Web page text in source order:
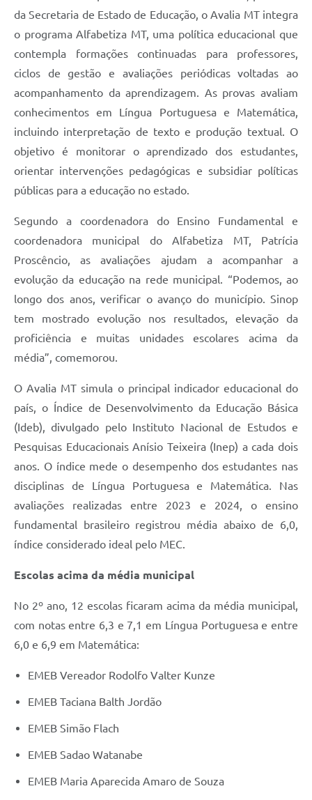
da Secretaria de Estado de Educação, o Avalia MT integra
o programa Alfabetiza MT, uma política educacional que
contempla formações continuadas para professores,
ciclos de gestão e avaliações periódicas voltadas ao
acompanhamento da aprendizagem. As provas avaliam
conhecimentos em Língua Portuguesa e Matemática,
incluindo interpretação de texto e produção textual. O
objetivo é monitorar o aprendizado dos estudantes,
orientar intervenções pedagógicas e subsidiar políticas
públicas para a educação no estado.
Segundo a coordenadora do Ensino Fundamental e
coordenadora municipal do Alfabetiza MT, Patrícia
Proscêncio, as avaliações ajudam a acompanhar a
evolução da educação na rede municipal. “Podemos, ao
longo dos anos, verificar o avanço do município. Sinop
tem mostrado evolução nos resultados, elevação da
proficiência e muitas unidades escolares acima da
média”, comemorou.
O Avalia MT simula o principal indicador educacional do
país, o Índice de Desenvolvimento da Educação Básica
(Ideb), divulgado pelo Instituto Nacional de Estudos e
Pesquisas Educacionais Anísio Teixeira (Inep) a cada dois
anos. O índice mede o desempenho dos estudantes nas
disciplinas de Língua Portuguesa e Matemática. Nas
avaliações realizadas entre 2023 e 2024, o ensino
fundamental brasileiro registrou média abaixo de 6,0,
índice considerado ideal pelo MEC.
Escolas acima da média municipal
No 2º ano, 12 escolas ficaram acima da média municipal,
com notas entre 6,3 e 7,1 em Língua Portuguesa e entre
6,0 e 6,9 em Matemática:
EMEB Vereador Rodolfo Valter Kunze
EMEB Taciana Balth Jordão
EMEB Simão Flach
EMEB Sadao Watanabe
EMEB Maria Aparecida Amaro de Souza